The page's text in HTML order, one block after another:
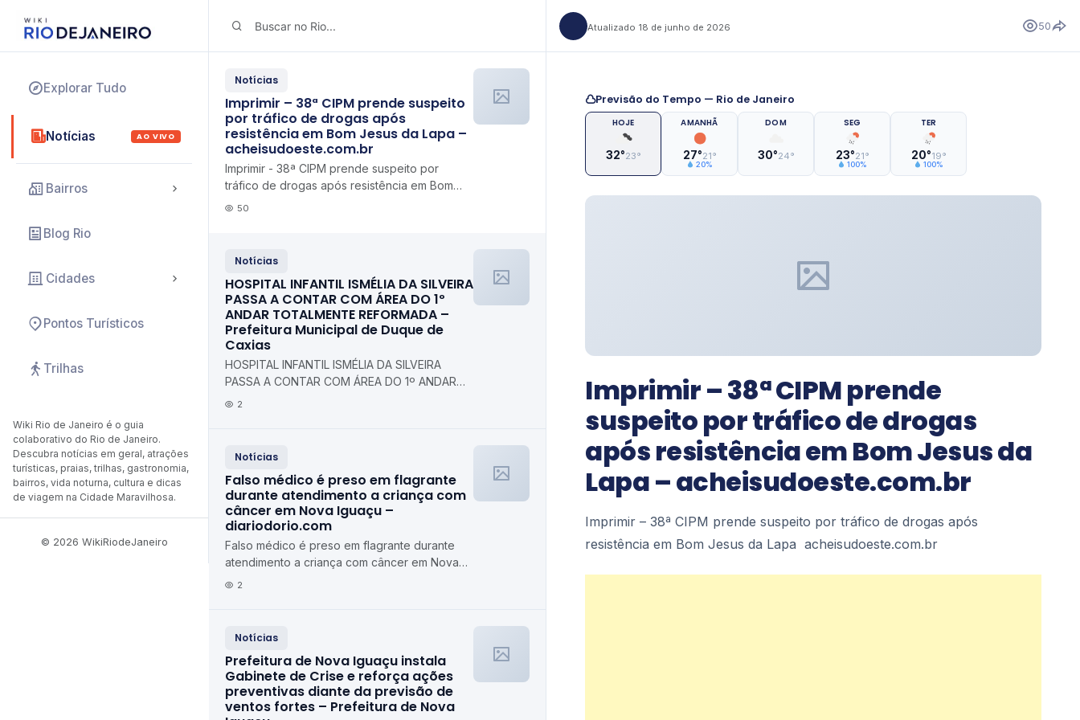
Explorar Tudo
Notícias AO VIVO
Bairros
Blog Rio
Cidades
Pontos Turísticos
Trilhas
Wiki Rio de Janeiro é o guia
colaborativo do Rio de Janeiro.
Descubra notícias em geral, atrações
turísticas, praias, trilhas, gastronomia,
bairros, vida noturna, cultura e dicas
de viagem na Cidade Maravilhosa.
© 2026 WikiRiodeJaneiro
Notícias
Imprimir – 38ª CIPM prende suspeito
por tráfico de drogas após
resistência em Bom Jesus da Lapa –
acheisudoeste.com.br
Imprimir - 38ª CIPM prende suspeito por
tráfico de drogas após resistência em Bom
Jesus da Lapa acheisudoeste.com.br
50
Notícias
HOSPITAL INFANTIL ISMÉLIA DA SILVEIRA
PASSA A CONTAR COM ÁREA DO 1º
ANDAR TOTALMENTE REFORMADA –
Prefeitura Municipal de Duque de
Caxias
HOSPITAL INFANTIL ISMÉLIA DA SILVEIRA
PASSA A CONTAR COM ÁREA DO 1º ANDAR
TOTALMENTE REFORMADA Prefeitura
2
Notícias
Falso médico é preso em flagrante
durante atendimento a criança com
câncer em Nova Iguaçu –
diariodorio.com
Falso médico é preso em flagrante durante
atendimento a criança com câncer em Nova
Iguaçu diariodorio.com
2
Notícias
Prefeitura de Nova Iguaçu instala
Gabinete de Crise e reforça ações
preventivas diante da previsão de
ventos fortes – Prefeitura de Nova
Atualizado 18 de junho de 2026 50
Previsão do Tempo — Rio de Janeiro
HOJE
32°23°
AMANHÃ
27°21°
20%
DOM
30°24°
SEG
23°21°
100%
TER
20°19°
100%
Imprimir – 38ª CIPM prende
suspeito por tráfico de drogas
após resistência em Bom Jesus da
Lapa – acheisudoeste.com.br
Imprimir – 38ª CIPM prende suspeito por tráfico de drogas após
resistência em Bom Jesus da Lapa acheisudoeste.com.br